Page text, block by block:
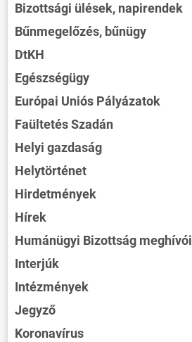
Bizottsági ülések, napirendek
Bűnmegelőzés, bűnügy
DtKH
Egészségügy
Európai Uniós Pályázatok
Faültetés Szadán
Helyi gazdaság
Helytörténet
Hirdetmények
Hírek
Humánügyi Bizottság meghívói
Interjúk
Intézmények
Jegyző
Koronavírus